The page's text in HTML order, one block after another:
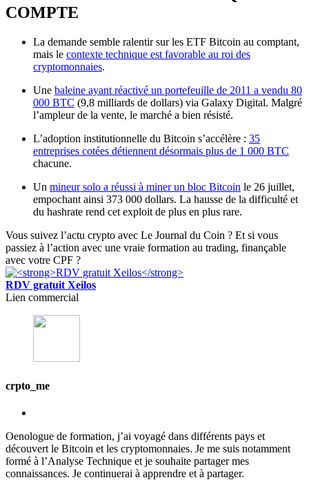
COMPTE
La demande semble ralentir sur les ETF Bitcoin au comptant,
mais le contexte technique est favorable au roi des
cryptomonnaies.
Une baleine ayant réactivé un portefeuille de 2011 a vendu 80
000 BTC (9,8 milliards de dollars) via Galaxy Digital. Malgré
l’ampleur de la vente, le marché a bien résisté.
L’adoption institutionnelle du Bitcoin s’accélère : 35
entreprises cotées détiennent désormais plus de 1 000 BTC
chacune.
Un mineur solo a réussi à miner un bloc Bitcoin le 26 juillet,
empochant ainsi 373 000 dollars. La hausse de la difficulté et
du hashrate rend cet exploit de plus en plus rare.
Vous suivez l’actu crypto avec Le Journal du Coin ? Et si vous
passiez à l’action avec une vraie formation au trading, finançable
avec votre CPF ?
RDV gratuit Xeilos
Lien commercial
crpto_me
Oenologue de formation, j’ai voyagé dans différents pays et
découvert le Bitcoin et les cryptomonnaies. Je me suis notamment
formé à l’Analyse Technique et je souhaite partager mes
connaissances. Je continuerai à apprendre et à partager.